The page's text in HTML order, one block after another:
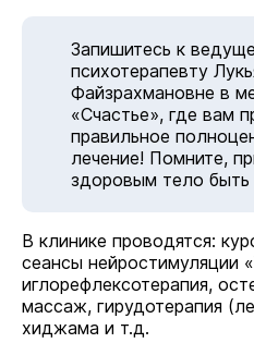
Запишитесь к
психотерапевту
Файзрахмановне в
«Счастье», где вам
правильное
лечение! Помните,
здоровым тело
В клинике проводятся:
сеансы нейростимуляции
иглорефлексотерапия,
массаж, гирудотерапия
хиджама и т.д.